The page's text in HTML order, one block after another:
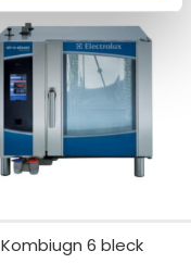
Kombiugn 6 bleck